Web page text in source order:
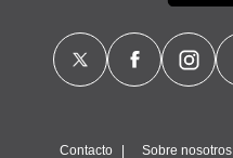
Contacto Sobre nosotros